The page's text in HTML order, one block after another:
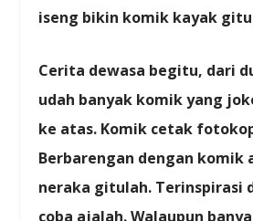
iseng bikin komik kayak
Cerita dewasa begitu, dari
udah banyak komik yang
ke atas. Komik cetak
Berbarengan dengan komik
neraka gitulah. Terinspirasi
coba ajalah. Walaupun